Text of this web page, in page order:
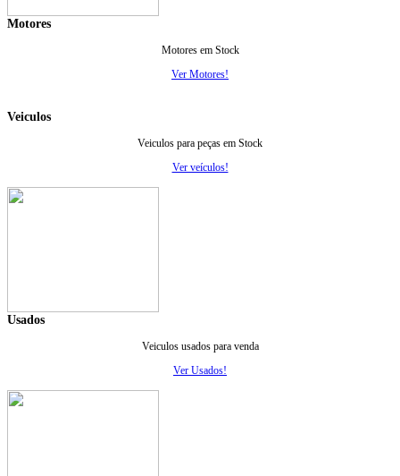
Motores
Motores em Stock
Ver Motores!
Veiculos
Veiculos para peças em Stock
Ver veículos!
Usados
Veiculos usados para venda
Ver Usados!